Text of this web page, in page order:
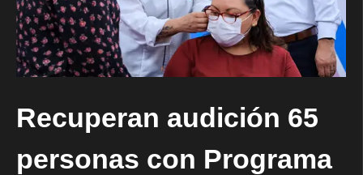
Recuperan audición 65
personas con Programa